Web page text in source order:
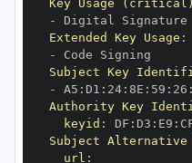
Key Usage (critical)
-
Extended Key Usage :
-
Subject Key
-
A5 : D1 : 24: 8E : 59 : 26 :
Authority Key
keyid : DF : D3 : E9 :
Subject
url :